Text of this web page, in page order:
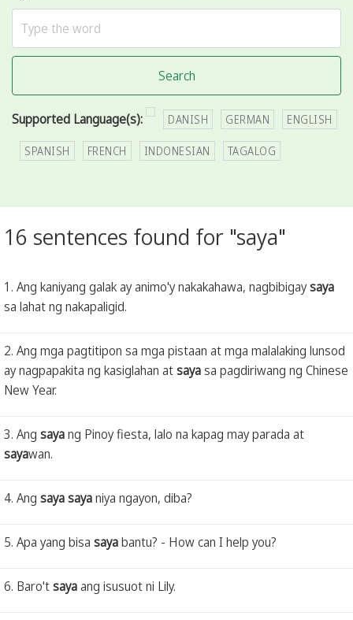
Search
Supported Language(s): DANISH GERMAN ENGLISH
SPANISH FRENCH INDONESIAN TAGALOG
16 sentences found for "saya"
1. Ang kaniyang galak ay animo'y nakakahawa, nagbibigaysaya
sa lahat ng nakapaligid.
2. Ang mga pagtitipon sa mga pistaan at mga malalaking lunsod
ay nagpapakita ng kasiglahan atsayasa pagdiriwang ng Chinese
New Year.
3. Ang sayang Pinoy fiesta, lalo na kapag may parada at
sayawan.
4. Ang sayasayaniya ngayon, diba?
5. Apa yang bisa sayabantu? - How can I help you?
6. Baro'tsayaang isusuot ni Lily.